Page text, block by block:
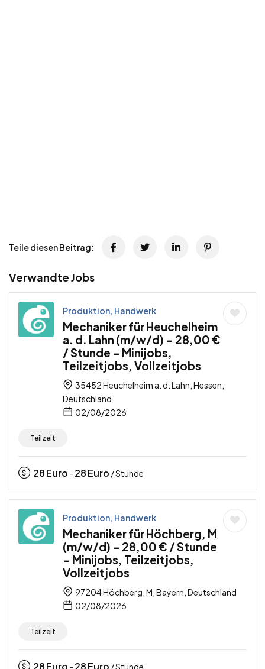
Teile diesen Beitrag:
Verwandte Jobs
Produktion, Handwerk
Mechaniker für Heuchelheim
a. d. Lahn (m/w/d) – 28,00 €
/ Stunde – Minijobs,
Teilzeitjobs, Vollzeitjobs
35452 Heuchelheim a. d. Lahn, Hessen,
Deutschland
02/08/2026
Teilzeit
28Euro - 28Euro / Stunde
Produktion, Handwerk
Mechaniker für Höchberg, M
(m/w/d) – 28,00 € / Stunde
– Minijobs, Teilzeitjobs,
Vollzeitjobs
97204 Höchberg, M, Bayern, Deutschland
02/08/2026
Teilzeit
28Euro - 28Euro / Stunde